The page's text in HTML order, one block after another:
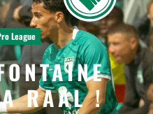
FAN SHOP
League
RAAL !